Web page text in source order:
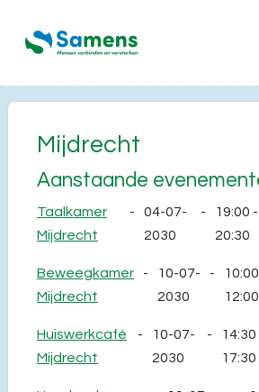
Mijdrecht
Aanstaande
Taalkamer
Mijdrecht
-
04-07-
2030
-
19:00 -
20:30
Beweegkamer
Mijdrecht
-
10-07-
2030
-
12:00
Huiswerkcafé
Mijdrecht
-
10-07-
2030
-
14:30
17:30